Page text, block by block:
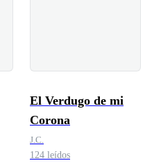
El Verdugo de mi
Corona
J.C.
124 leídos